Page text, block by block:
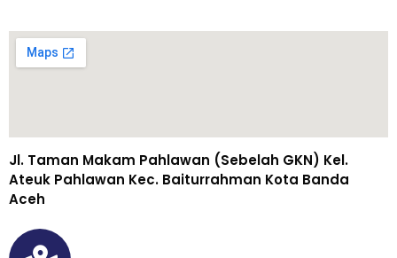
Jl. Taman Makam Pahlawan (Sebelah GKN) Kel.
Ateuk Pahlawan Kec. Baiturrahman Kota Banda
Aceh